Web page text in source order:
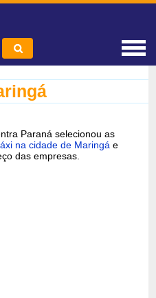
Paraná selecionou as
na cidade de Maringá e
das empresas.